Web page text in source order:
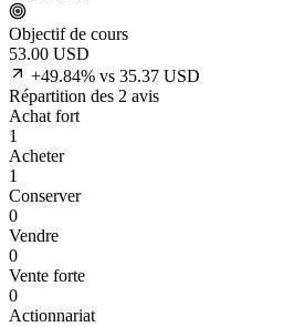
Objectif de cours
53.00 USD
+49.84% vs 35.37 USD
Répartition des 2 avis
Achat fort
1
Acheter
1
Conserver
0
Vendre
0
Vente forte
0
Actionnariat